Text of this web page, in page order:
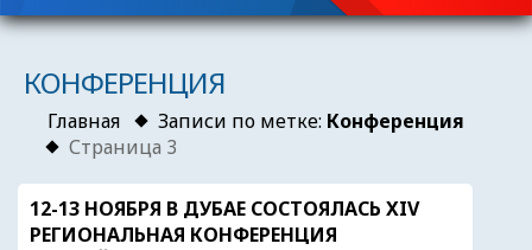
КОНФЕРЕНЦИЯ
Главная Записи по метке: Конференция
Страница 3
12-13 НОЯБРЯ В ДУБАЕ СОСТОЯЛАСЬ XIV
РЕГИОНАЛЬНАЯ КОНФЕРЕНЦИЯ